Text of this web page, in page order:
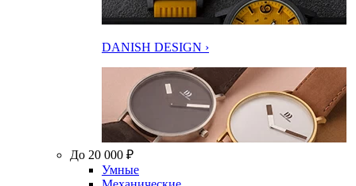
DANISH DESIGN ›
До 20 000 ₽
Умные